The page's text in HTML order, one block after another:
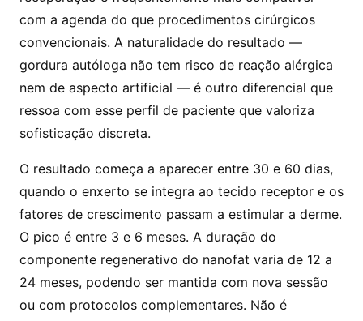
com a agenda do que procedimentos cirúrgicos
convencionais. A naturalidade do resultado —
gordura autóloga não tem risco de reação alérgica
nem de aspecto artificial — é outro diferencial que
ressoa com esse perfil de paciente que valoriza
sofisticação discreta.
O resultado começa a aparecer entre 30 e 60 dias,
quando o enxerto se integra ao tecido receptor e os
fatores de crescimento passam a estimular a derme.
O pico é entre 3 e 6 meses. A duração do
componente regenerativo do nanofat varia de 12 a
24 meses, podendo ser mantida com nova sessão
ou com protocolos complementares. Não é